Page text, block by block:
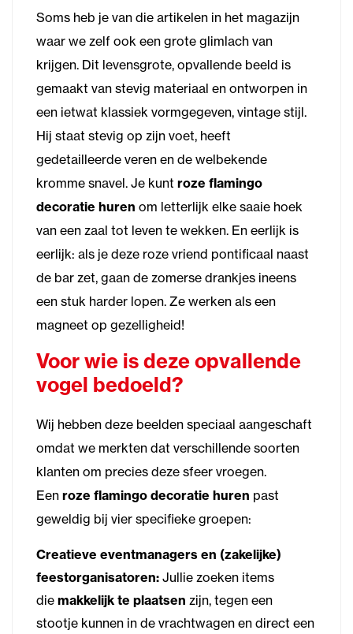
Soms heb je van die artikelen in het magazijn
waar we zelf ook een grote glimlach van
krijgen. Dit levensgrote, opvallende beeld is
gemaakt van stevig materiaal en ontworpen in
een ietwat klassiek vormgegeven, vintage stijl.
Hij staat stevig op zijn voet, heeft
gedetailleerde veren en de welbekende
kromme snavel. Je kunt roze flamingo
decoratie huren om letterlijk elke saaie hoek
van een zaal tot leven te wekken. En eerlijk is
eerlijk: als je deze roze vriend pontificaal naast
de bar zet, gaan de zomerse drankjes ineens
een stuk harder lopen. Ze werken als een
magneet op gezelligheid!
Voor wie is deze opvallende
vogel bedoeld?
Wij hebben deze beelden speciaal aangeschaft
omdat we merkten dat verschillende soorten
klanten om precies deze sfeer vroegen.
Een roze flamingo decoratie huren past
geweldig bij vier specifieke groepen:
Creatieve eventmanagers en (zakelijke)
feestorganisatoren: Jullie zoeken items
die makkelijk te plaatsen zijn, tegen een
stootje kunnen in de vrachtwagen en direct een